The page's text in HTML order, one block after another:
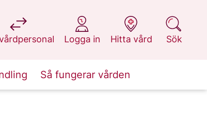
på 1177.se
Logga in
på 1177.se
Hitta vård
på 1177.se
Sök
på 1177.se
Så fungerar vården